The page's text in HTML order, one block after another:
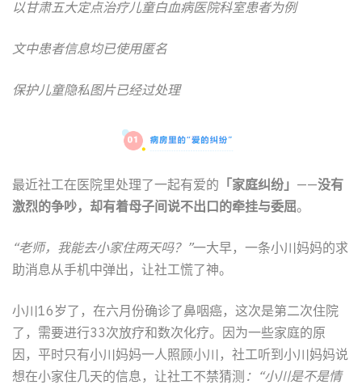
以甘肃五大定点治疗儿童白血病医院科室患者为例
文中患者信息均已使用匿名
保护儿童隐私图片已经过处理
最近社工在医院里处理了一起有爱的 「家庭纠纷」 ——没有
激烈的争吵，却有着母子间说不出口的牵挂与委屈。
“老师，我能去小家住两天吗？”一大早，一条小川妈妈的求
助消息从手机中弹出，让社工慌了神。
小川16岁了，在六月份确诊了鼻咽癌，这次是第二次住院
了，需要进行33次放疗和数次化疗。因为一些家庭的原
因，平时只有小川妈妈一人照顾小川，社工听到小川妈妈说
想在小家住几天的信息，让社工不禁猜测 ：“小川是不是情